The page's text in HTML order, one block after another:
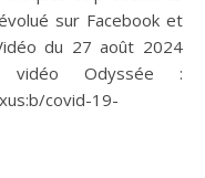
sur Facebook et
du 27 août 2024
Odyssée :
covid-19-